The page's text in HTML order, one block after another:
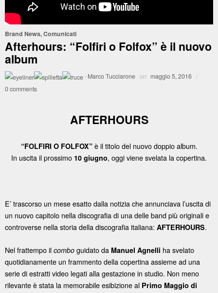
Brand News,Comunicati
Afterhours: “Folfiri o Folfox” è il nuovo
album
· Marco Tucciarone on maggio 5, 2016 /
0 comments
AFTERHOURS
“FOLFIRI O FOLFOX”è il titolo del nuovo doppio album.
In uscita il prossimo 10 giugno, oggi viene svelata la copertina.
E’ trascorso un mese esatto dalla notizia che annunciava l’uscita di
un nuovo capitolo nella discografia di una delle band più originali e
controverse nella storia della discografia italiana: AFTERHOURS.
Nel frattempo il combo guidato da Manuel Agnelli ha svelato
quotidianamente un frammento della copertina assieme ad una
serie di estratti video legati alla gestazione in studio. Non meno
rilevante è stata la memorabile esibizione al Primo Maggio di